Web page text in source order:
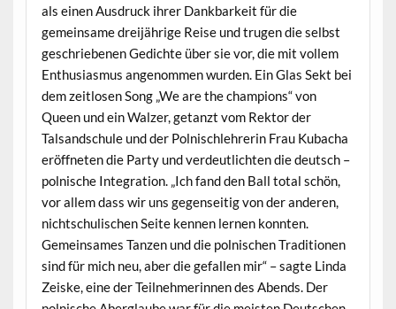
als einen Ausdruck ihrer Dankbarkeit für die
gemeinsame dreijährige Reise und trugen die selbst
geschriebenen Gedichte über sie vor, die mit vollem
Enthusiasmus angenommen wurden. Ein Glas Sekt bei
dem zeitlosen Song „We are the champions“ von
Queen und ein Walzer, getanzt vom Rektor der
Talsandschule und der Polnischlehrerin Frau Kubacha
eröffneten die Party und verdeutlichten die deutsch –
polnische Integration. „Ich fand den Ball total schön,
vor allem dass wir uns gegenseitig von der anderen,
nichtschulischen Seite kennen lernen konnten.
Gemeinsames Tanzen und die polnischen Traditionen
sind für mich neu, aber die gefallen mir“ – sagte Linda
Zeiske, eine der Teilnehmerinnen des Abends. Der